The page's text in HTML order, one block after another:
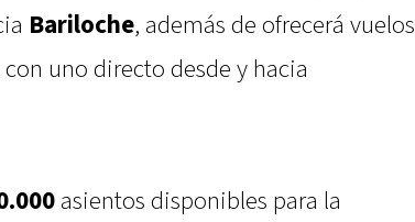
Bariloche, además de ofrecerá vuelos
con uno directo desde y hacia
asientos disponibles para la